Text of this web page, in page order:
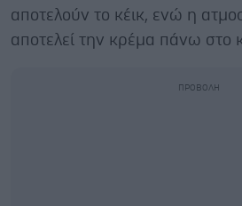
αποτελούν το κέικ, ενώ η
αποτελεί την κρέμα πάνω στο